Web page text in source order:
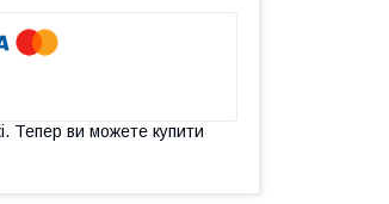
Тепер ви можете купити